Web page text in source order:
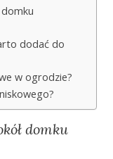
dodać do
w ogrodzie?
domku